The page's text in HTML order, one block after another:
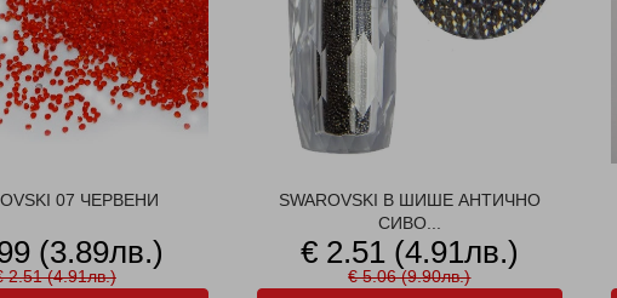
07 ЧЕРВЕНИ
(3.89лв.)
2.51 (4.91лв.)
SWAROVSKI В ШИШЕ АНТИЧНО
СИВО...
€ 2.51 (4.91лв.)
€ 5.06 (9.90лв.)